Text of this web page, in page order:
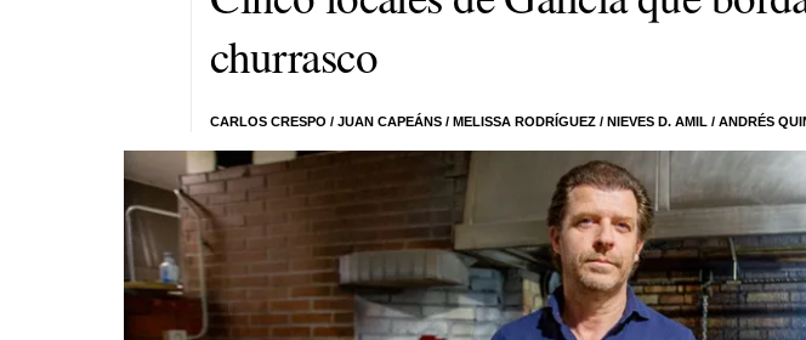
churrasco
CARLOS CRESPO /JUAN CAPEÁNS /MELISSA RODRÍGUEZ /NIEVES D. AMIL /ANDRÉS